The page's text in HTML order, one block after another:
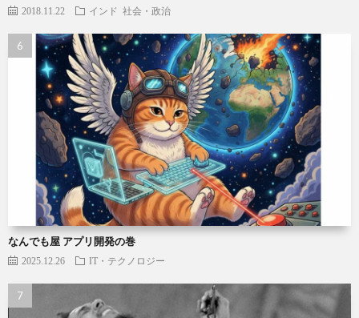
2018.11.22 インド 社会・政治
なんでも屋 アプリ開発の巻
2025.12.26 IT・テクノロジー